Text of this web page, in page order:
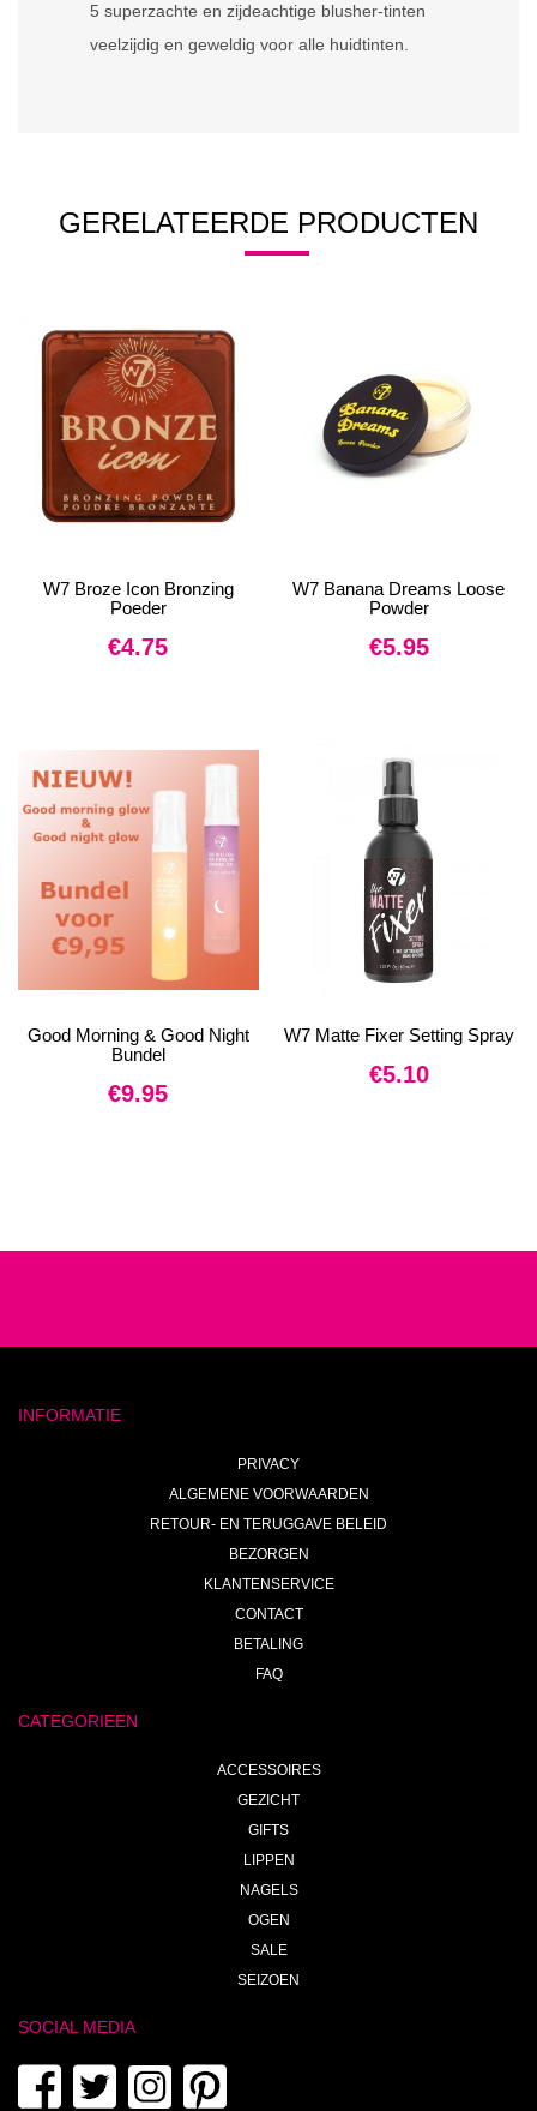
5 superzachte en zijdeachtige blusher-tinten
veelzijdig en geweldig voor alle huidtinten.
GERELATEERDE PRODUCTEN
W7 Broze Icon Bronzing
Poeder
€4.75
W7 Banana Dreams Loose
Powder
€5.95
Good Morning & Good Night
Bundel
€9.95
W7 Matte Fixer Setting Spray
€5.10
INFORMATIE
PRIVACY
ALGEMENE VOORWAARDEN
RETOUR- EN TERUGGAVE BELEID
BEZORGEN
KLANTENSERVICE
CONTACT
BETALING
FAQ
CATEGORIEEN
ACCESSOIRES
GEZICHT
GIFTS
LIPPEN
NAGELS
OGEN
SALE
SEIZOEN
SOCIAL MEDIA